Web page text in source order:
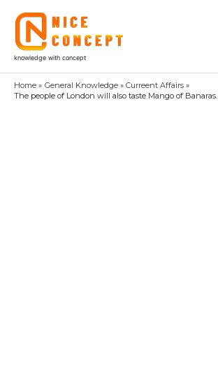
content
knowledge with concept
Home General Knowledge
Curreent Affairs
The people of London will also taste Mango of Banaras.